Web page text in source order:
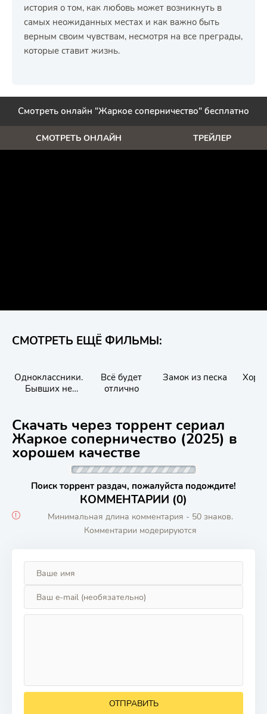
история о том, как любовь может возникнуть в
самых неожиданных местах и как важно быть
верным своим чувствам, несмотря на все преграды,
которые ставит жизнь.
Смотреть онлайн "Жаркое соперничество" бесплатно
СМОТРЕТЬ ОНЛАЙН ТРЕЙЛЕР
СМОТРЕТЬ ЕЩЁ ФИЛЬМЫ:
Одноклассники.
Бывших не
Всё будет
отлично
Замок из песка
Скачать через торрент сериал
Жаркое соперничество (2025) в
хорошем качестве
Поиск торрент раздач, пожалуйста подождите!
КОММЕНТАРИИ (0)
Минимальная длина комментария - 50 знаков.
Комментарии модерируются
ОТПРАВИТЬ